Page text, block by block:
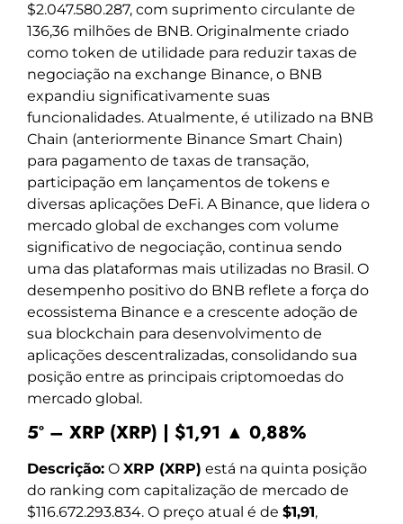
$2.047.580.287, com suprimento circulante de
136,36 milhões de BNB. Originalmente criado
como token de utilidade para reduzir taxas de
negociação na exchange Binance, o BNB
expandiu significativamente suas
funcionalidades. Atualmente, é utilizado na BNB
Chain (anteriormente Binance Smart Chain)
para pagamento de taxas de transação,
participação em lançamentos de tokens e
diversas aplicações DeFi. A Binance, que lidera o
mercado global de exchanges com volume
significativo de negociação, continua sendo
uma das plataformas mais utilizadas no Brasil. O
desempenho positivo do BNB reflete a força do
ecossistema Binance e a crescente adoção de
sua blockchain para desenvolvimento de
aplicações descentralizadas, consolidando sua
posição entre as principais criptomoedas do
mercado global.
5º – XRP (XRP) | $1,91 ▲ 0,88%
Descrição: O XRP (XRP) está na quinta posição
do ranking com capitalização de mercado de
$116.672.293.834. O preço atual é de $1,91,